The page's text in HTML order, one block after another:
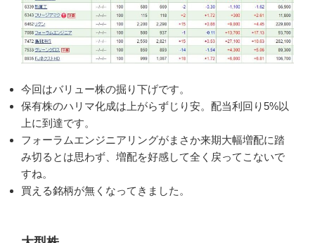
今回はバリュー株の掘り下げです。
保有株のハリマ化成は上がらずじり安。配当利回り5%以
上に到達です。
フォーラムエンジニアリングがまさか来期大幅増配に踏
み切るとは思わず、増配を好感して全く戻ってこないで
すね。
買える銘柄が無くなってきました。